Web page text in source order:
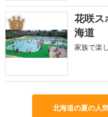
3
花咲ス
海道
家族で楽
北海道の夏の人